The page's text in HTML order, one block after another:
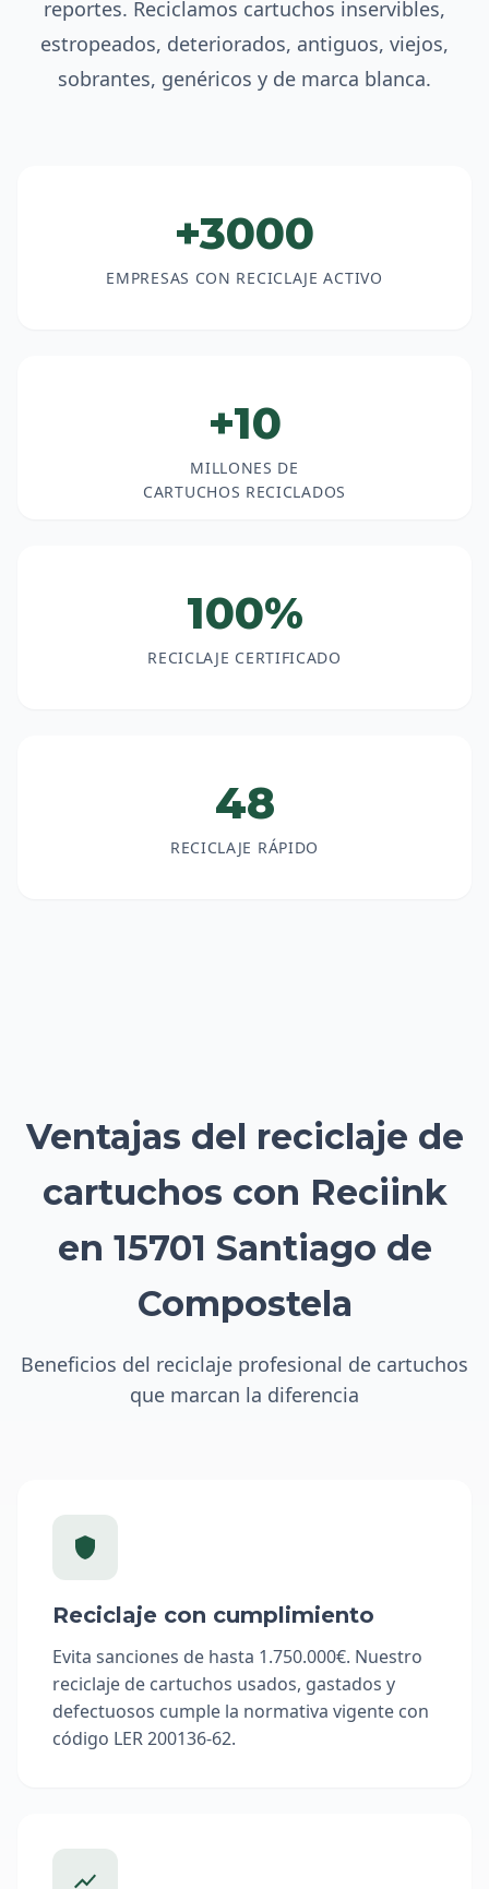
reportes. Reciclamos cartuchos inservibles,
estropeados, deteriorados, antiguos, viejos,
sobrantes, genéricos y de marca blanca.
+3000
EMPRESAS CON RECICLAJE ACTIVO
+10
MILLONES DE
CARTUCHOS RECICLADOS
100%
RECICLAJE CERTIFICADO
48
RECICLAJE RÁPIDO
Ventajas del reciclaje de
cartuchos con Reciink
en 15701 Santiago de
Compostela
Beneficios del reciclaje profesional de cartuchos
que marcan la diferencia
Reciclaje con cumplimiento
Evita sanciones de hasta 1.750.000€. Nuestro
reciclaje de cartuchos usados, gastados y
defectuosos cumple la normativa vigente con
código LER 200136-62.